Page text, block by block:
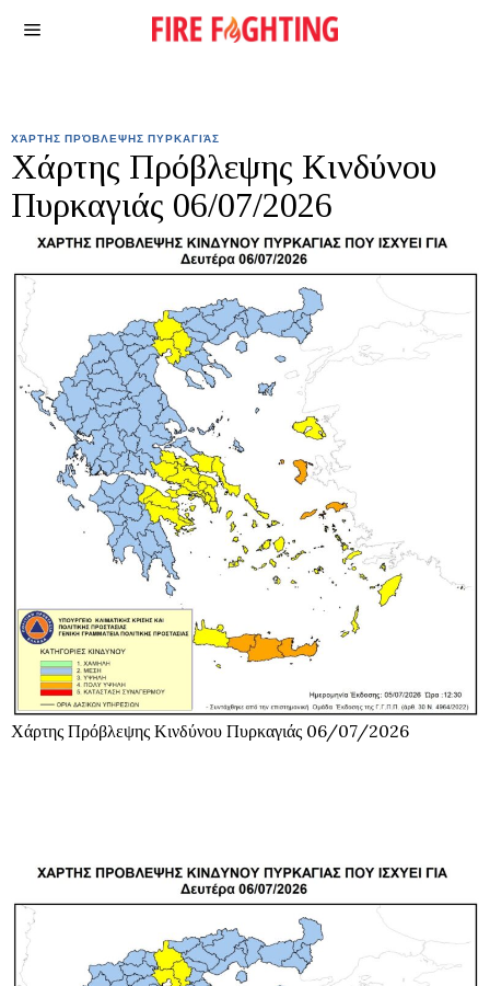
ΧΆΡΤΗΣ ΠΡΌΒΛΕΨΗΣ ΠΥΡΚΑΓΙΆΣ
Χάρτης Πρόβλεψης Κινδύνου
Πυρκαγιάς 06/07/2026
Χάρτης Πρόβλεψης Κινδύνου Πυρκαγιάς 06/07/2026